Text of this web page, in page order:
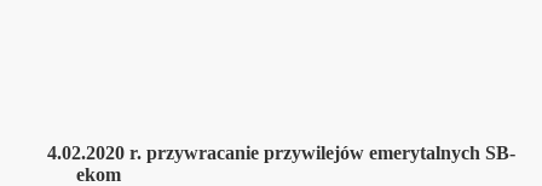
4.02.2020 r. przywracanie przywilejów emerytalnych SB-
ekom